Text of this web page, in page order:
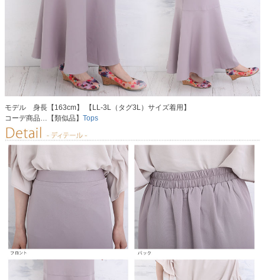
モデル 身長【163cm】 【LL-3L（タグ3L）サイズ着用】
コーデ商品…【類似品】 Tops